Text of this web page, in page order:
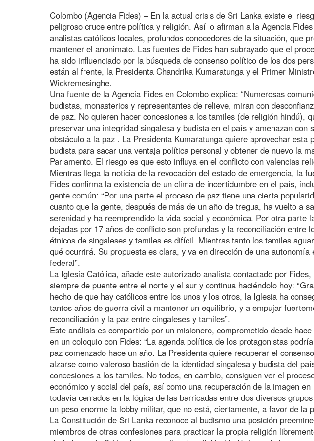
Colombo (Agencia Fides) – En la actual crisis de Sri Lanka existe el
peligroso cruce entre política y religión. Así lo afirman a la Agencia
analistas católicos locales, profundos conocedores de la situación, que
mantener el anonimato. Las fuentes de Fides han subrayado que el
ha sido influenciado por la búsqueda de consenso político de los dos
están al frente, la Presidenta Chandrika Kumaratunga y el Primer
Wickremesinghe.
Una fuente de la Agencia Fides en Colombo explica: “Numerosas
budistas, monasterios y representantes de relieve, miran con
de paz. No quieren hacer concesiones a los tamiles (de religión hindú),
preservar una integridad singalesa y budista en el país y amenazan con
obstáculo a la paz . La Presidenta Kumaratunga quiere aprovechar esta
budista para sacar una ventaja política personal y obtener de nuevo la
Parlamento. El riesgo es que esto influya en el conflicto con valencias
Mientras llega la noticia de la revocación del estado de emergencia, la
Fides confirma la existencia de un clima de incertidumbre en el país,
gente común: “Por una parte el proceso de paz tiene una cierta
cuanto que la gente, después de más de un año de tregua, ha vuelto a
serenidad y ha reemprendido la vida social y económica. Por otra parte
dejadas por 17 años de conflicto son profundas y la reconciliación entre
étnicos de singaleses y tamiles es difícil. Mientras tanto los tamiles
qué ocurrirá. Su propuesta es clara, y va en dirección de una autonomía
federal”.
La Iglesia Católica, añade este autorizado analista contactado por Fides,
siempre de puente entre el norte y el sur y continua haciéndolo hoy:
hecho de que hay católicos entre los unos y los otros, la Iglesia ha
tantos años de guerra civil a mantener un equilibrio, y a empujar
reconciliación y la paz entre cingaleses y tamiles”.
Este análisis es compartido por un misionero, comprometido desde
en un coloquio con Fides: “La agenda política de los protagonistas
paz comenzado hace un año. La Presidenta quiere recuperar el
alzarse como valeroso bastión de la identidad singalesa y budista del
concesiones a los tamiles. No todos, en cambio, consiguen ver el
económico y social del país, así como una recuperación de la imagen
todavía cerrados en la lógica de las barricadas entre dos diversos
un peso enorme la lobby militar, que no está, ciertamente, a favor de la
La Constitución de Sri Lanka reconoce al budismo una posición
miembros de otras confesiones para practicar la propia religión